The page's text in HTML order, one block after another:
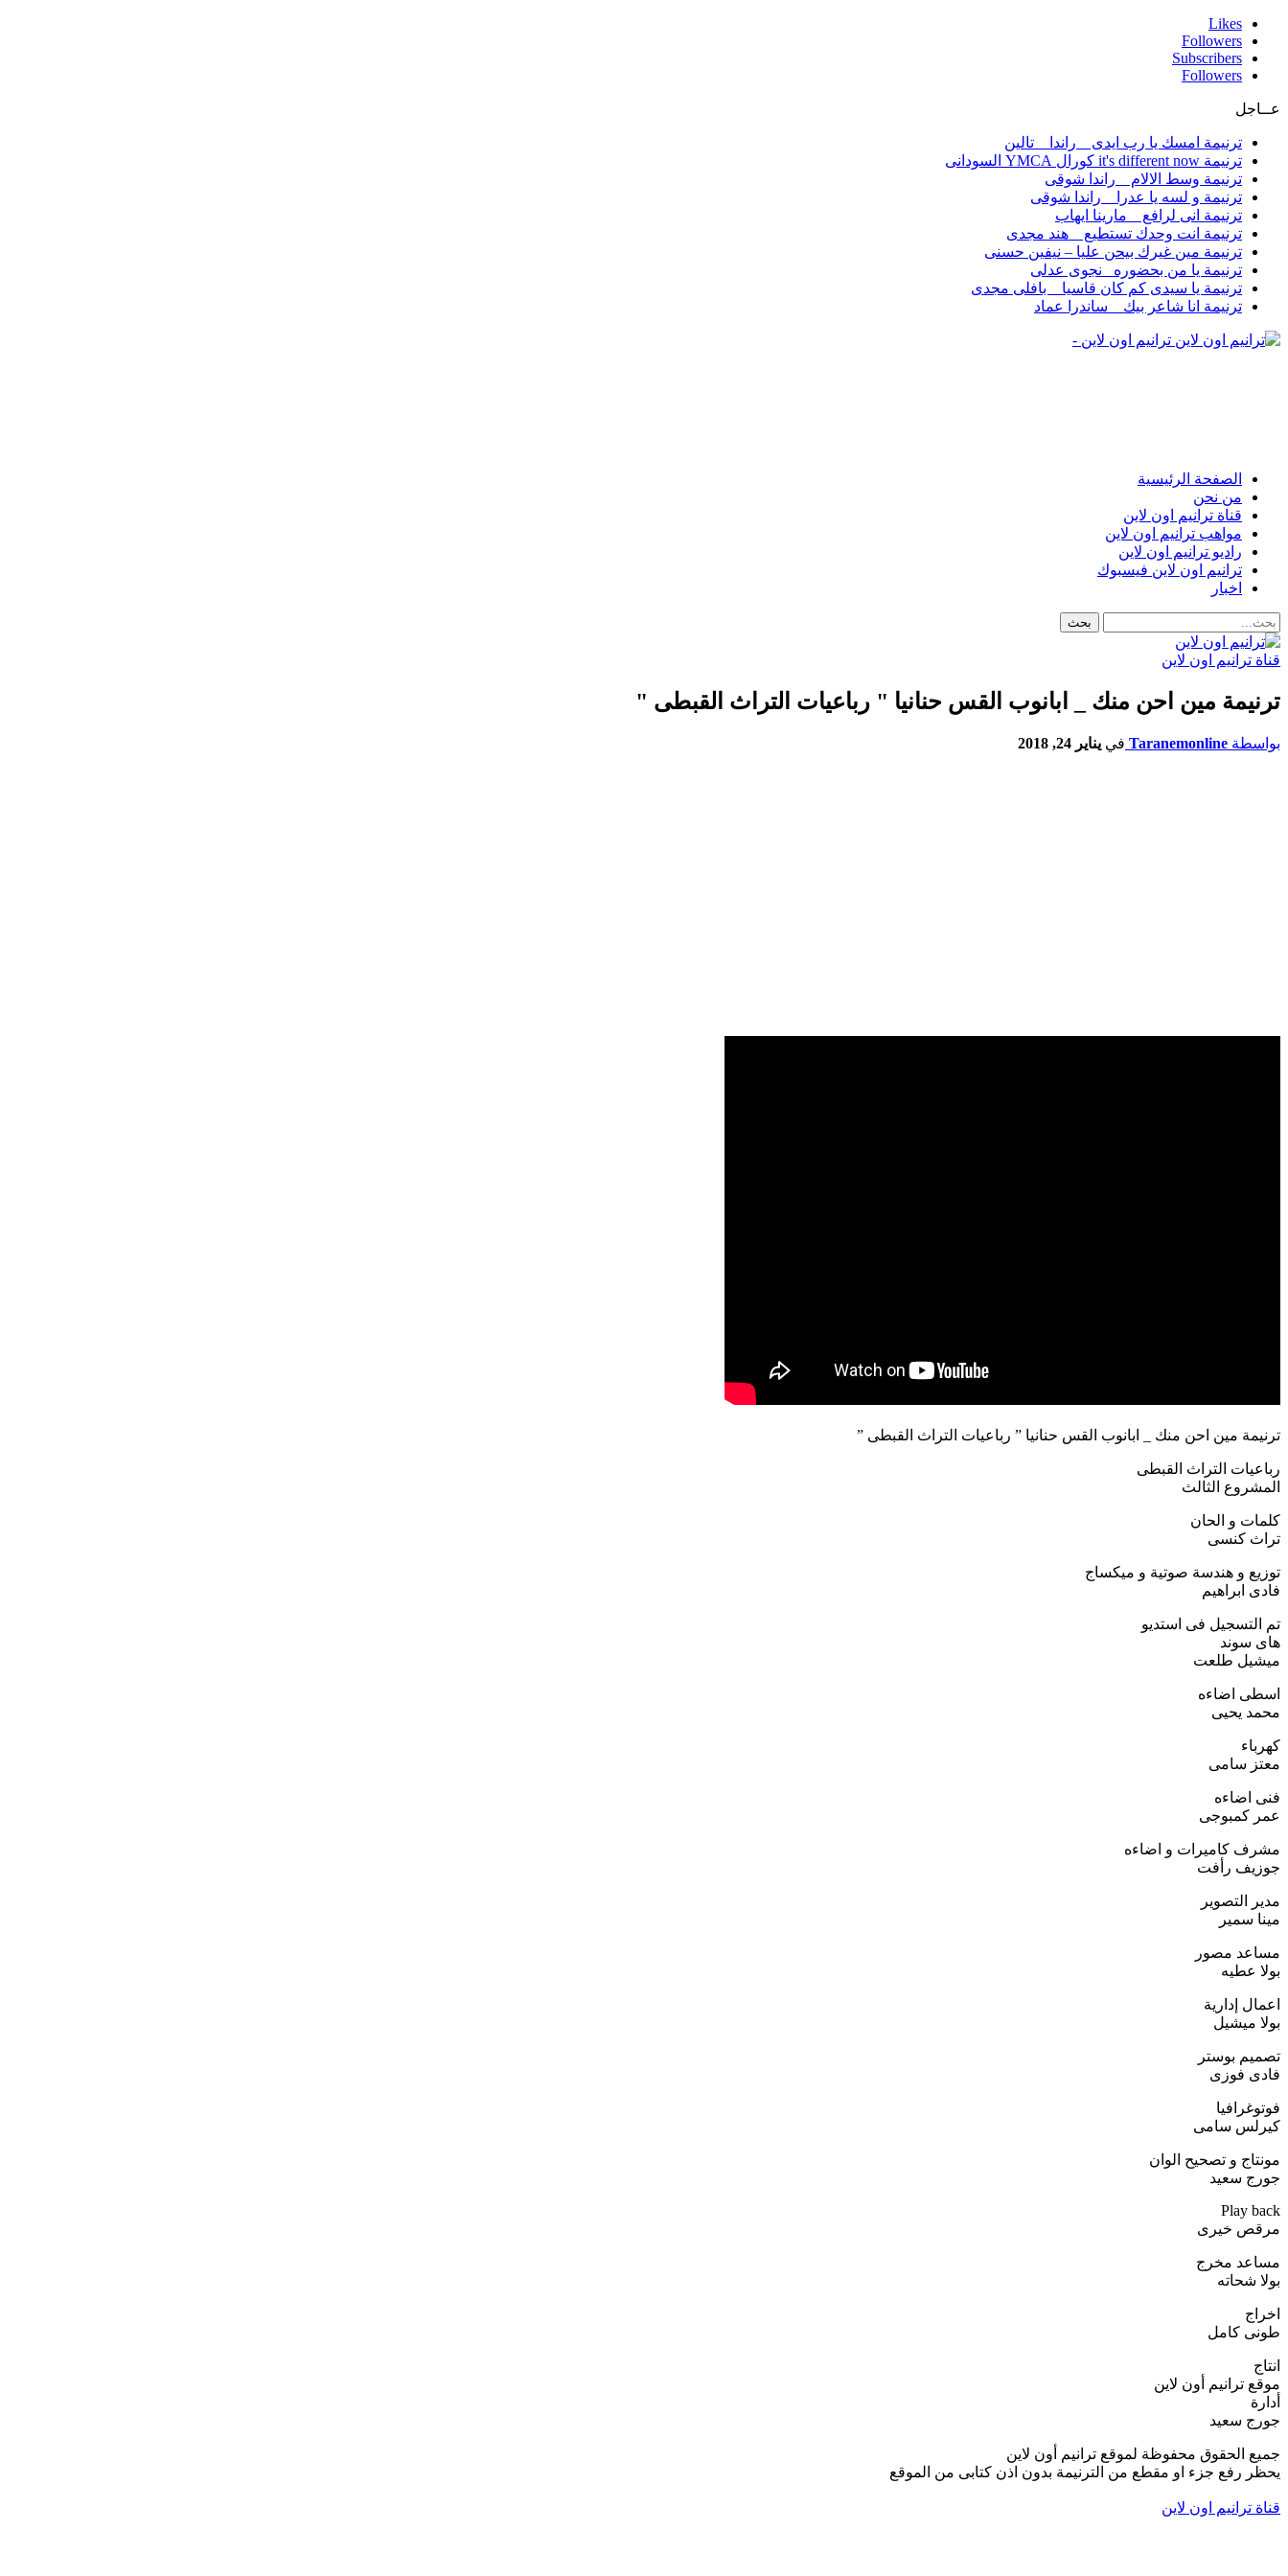
Likes
Followers
Subscribers
Followers
عــاجل
ترنيمة امسك يا رب ايدى _ راندا _ تالين
ترنيمة it's different now كورال YMCA السودانى
ترنيمة وسط الالام _ راندا شوقى
ترنيمة و لسه يا عدرا _ راندا شوقى
ترنيمة انى لرافع _ مارينا ايهاب
ترنيمة انت وحدك تستطيع _ هند مجدى
ترنيمة مين غيرك بيحن عليا – نيفين حسنى
ترنيمة يا من بحضوره _نجوى عدلى
ترنيمة يا سيدى كم كان قاسيا _ بافلى مجدى
ترنيمة انا شاعر بيك _ ساندرا عماد
ترانيم اون لاين -
الصفحة الرئيسية
من نحن
قناة ترانيم اون لاين
مواهب ترانيم اون لاين
راديو ترانيم اون لاين
ترانيم اون لاين فيسبوك
اخبار
قناة ترانيم اون لاين
ترنيمة مين احن منك _ ابانوب القس حنانيا " رباعيات التراث القبطى "
بواسطة Taranemonline في يناير 24, 2018
ترنيمة مين احن منك _ ابانوب القس حنانيا ” رباعيات التراث القبطى ”
رباعيات التراث القبطى
المشروع الثالث
كلمات و الحان
تراث كنسى
توزيع و هندسة صوتية و ميكساج
فادى ابراهيم
تم التسجيل فى استديو
هاى سوند
ميشيل طلعت
اسطى اضاءه
محمد يحيى
كهرباء
معتز سامى
فنى اضاءه
عمر كمبوجى
مشرف كاميرات و اضاءه
جوزيف رأفت
مدير التصوير
مينا سمير
مساعد مصور
بولا عطيه
اعمال إدارية
بولا ميشيل
تصميم بوستر
فادى فوزى
فوتوغرافيا
كيرلس سامى
مونتاج و تصحيح الوان
جورج سعيد
Play back
مرقص خيرى
مساعد مخرج
بولا شحاته
اخراج
طونى كامل
انتاج
موقع ترانيم أون لاين
أدارة
جورج سعيد
جميع الحقوق محفوظة لموقع ترانيم أون لاين
يحظر رفع جزء او مقطع من الترنيمة بدون اذن كتابى من الموقع
قناة ترانيم اون لاين